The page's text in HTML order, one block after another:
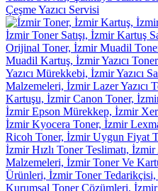
Çeşme Yazıcı Servisi